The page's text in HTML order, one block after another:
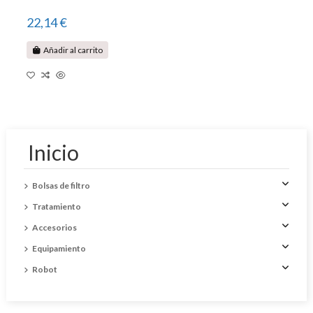
22,14 €
Añadir al carrito
Inicio
Bolsas de filtro
Tratamiento
Accesorios
Equipamiento
Robot